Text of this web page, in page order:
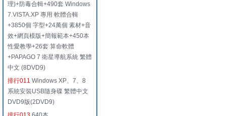
理)+防毒合輯+490套 Windows
7.VISTA.XP 專用 軟體合輯
+3850個 字型+24萬個 素材+音
效+網頁模版+簡報範本+450本
性愛教學+26套 算命軟體
+PAPAGO 7 衛星導航系統 繁體
中文 (8DVD9)
排行011 Windows XP、7、8
系統安裝USB隨身碟 繁體中文
DVD9版(2DVD9)